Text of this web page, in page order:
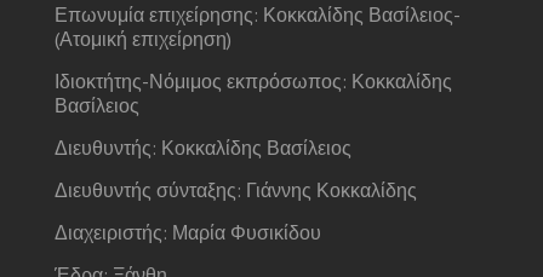
Επωνυμία επιχείρησης: Κοκκαλίδης Βασίλειος-
(Ατομική επιχείρηση)
Ιδιοκτήτης-Νόμιμος εκπρόσωπος: Κοκκαλίδης
Βασίλειος
Διευθυντής: Κοκκαλίδης Βασίλειος
Διευθυντής σύνταξης: Γιάννης Κοκκαλίδης
Διαχειριστής: Μαρία Φυσικίδου